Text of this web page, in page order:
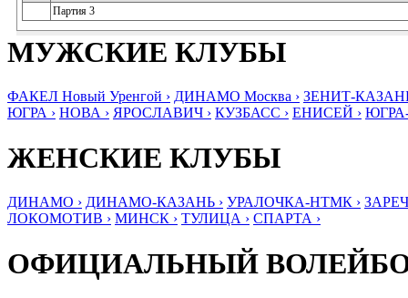
Партия 3
МУЖСКИЕ КЛУБЫ
ФАКЕЛ Новый Уренгой › ДИНАМО Москва › ЗЕНИТ-
ЮГРА › НОВА › ЯРОСЛАВИЧ › КУЗБАСС › ЕНИСЕЙ ›
ЖЕНСКИЕ КЛУБЫ
ДИНАМО › ДИНАМО-КАЗАНЬ › УРАЛОЧКА-НТМК ›
ЛОКОМОТИВ › МИНСК › ТУЛИЦА › СПАРТА ›
ОФИЦИАЛЬНЫЙ